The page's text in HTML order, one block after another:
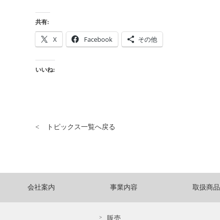
共有:
X Facebook その他
いいね:
トピックス一覧へ戻る
会社案内 事業内容
販売
取扱商品